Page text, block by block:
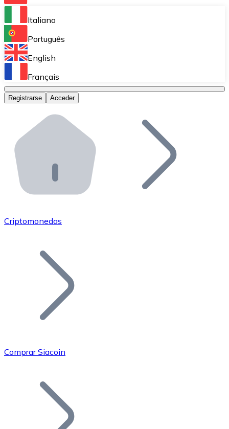
Bitnovo Ramp
Integra nuestra solución en tu plataforma.
Bitnovo Giftcards
Bitnovo OTC
Bitnovo ATM
Integra un ATM Bitnovo en tu negocio y permite que
Bitnovo API
Integra nuestra API en tu ecosistema.
Únete a nuestra red de distribuidores.
Añade tu proyecto a nuestro ecosistema.
Bitcoin
Italiano
Português
English
Français
Registrarse Acceder
Criptomonedas
Comprar Siacoin